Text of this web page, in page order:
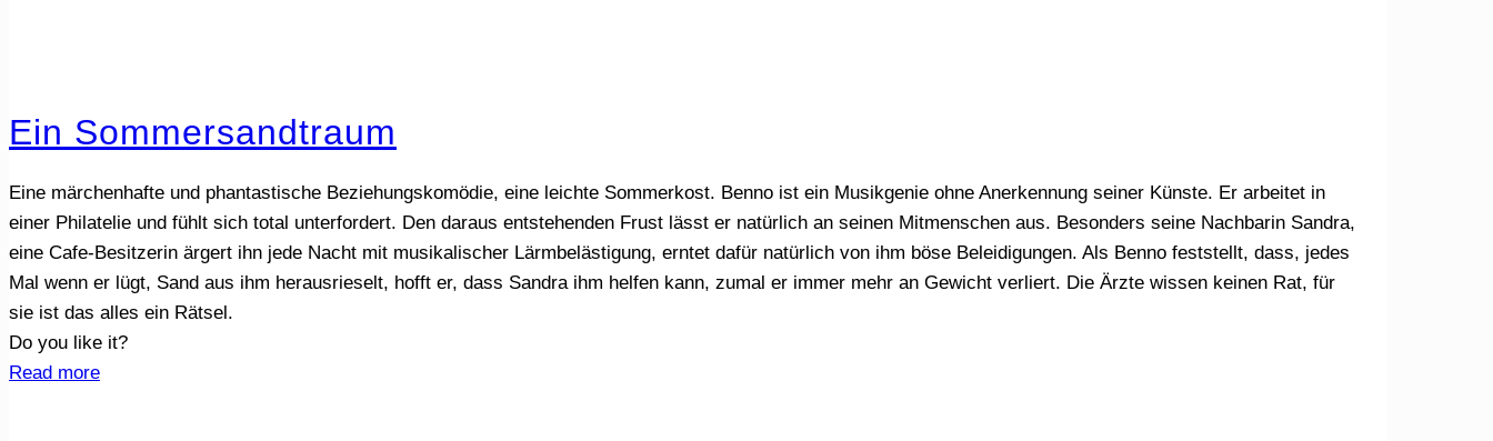
Ein Sommersandtraum
Eine märchenhafte und phantastische Beziehungskomödie, eine leichte Sommerkost. Benno ist ein Musikgenie ohne Anerkennung seiner Künste. Er arbeitet in
einer Philatelie und fühlt sich total unterfordert. Den daraus entstehenden Frust lässt er natürlich an seinen Mitmenschen aus. Besonders seine Nachbarin Sandra,
eine Cafe-Besitzerin ärgert ihn jede Nacht mit musikalischer Lärmbelästigung, erntet dafür natürlich von ihm böse Beleidigungen. Als Benno feststellt, dass, jedes
Mal wenn er lügt, Sand aus ihm herausrieselt, hofft er, dass Sandra ihm helfen kann, zumal er immer mehr an Gewicht verliert. Die Ärzte wissen keinen Rat, für
sie ist das alles ein Rätsel.
Do you like it?
Read more